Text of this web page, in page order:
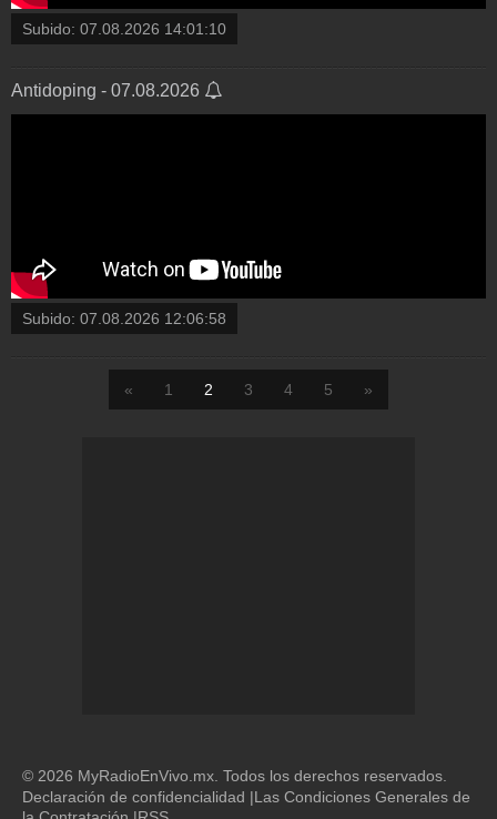
Subido: 07.08.2026 14:01:10
Antidoping - 07.08.2026
Subido: 07.08.2026 12:06:58
« 1 2 3 4 5 »
© 2026 MyRadioEnVivo.mx. Todos los derechos reservados.
Declaración de confidencialidad |Las Condiciones Generales de